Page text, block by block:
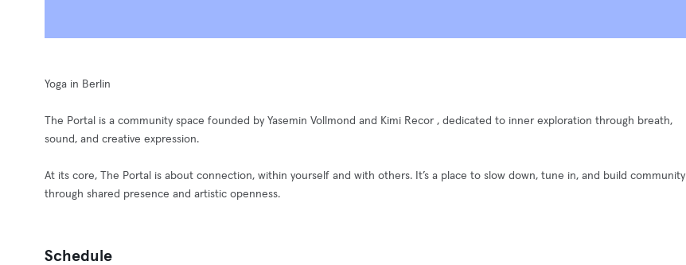
Yoga in Berlin
The Portal is a community space founded by Yasemin Vollmond and Kimi Recor , dedicated to inner exploration through breath,
sound, and creative expression.
At its core, The Portal is about connection, within yourself and with others. It’s a place to slow down, tune in, and build community
through shared presence and artistic openness.
Schedule